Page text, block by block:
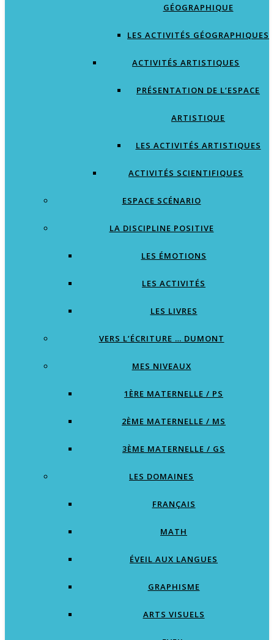
GÉOGRAPHIQUE
LES ACTIVITÉS GÉOGRAPHIQUES
ACTIVITÉS ARTISTIQUES
PRÉSENTATION DE L’ESPACE
ARTISTIQUE
LES ACTIVITÉS ARTISTIQUES
ACTIVITÉS SCIENTIFIQUES
ESPACE SCÉNARIO
LA DISCIPLINE POSITIVE
LES ÉMOTIONS
LES ACTIVITÉS
LES LIVRES
VERS L’ÉCRITURE … DUMONT
MES NIVEAUX
1ÈRE MATERNELLE / PS
2ÈME MATERNELLE / MS
3ÈME MATERNELLE / GS
LES DOMAINES
FRANÇAIS
MATH
ÉVEIL AUX LANGUES
GRAPHISME
ARTS VISUELS